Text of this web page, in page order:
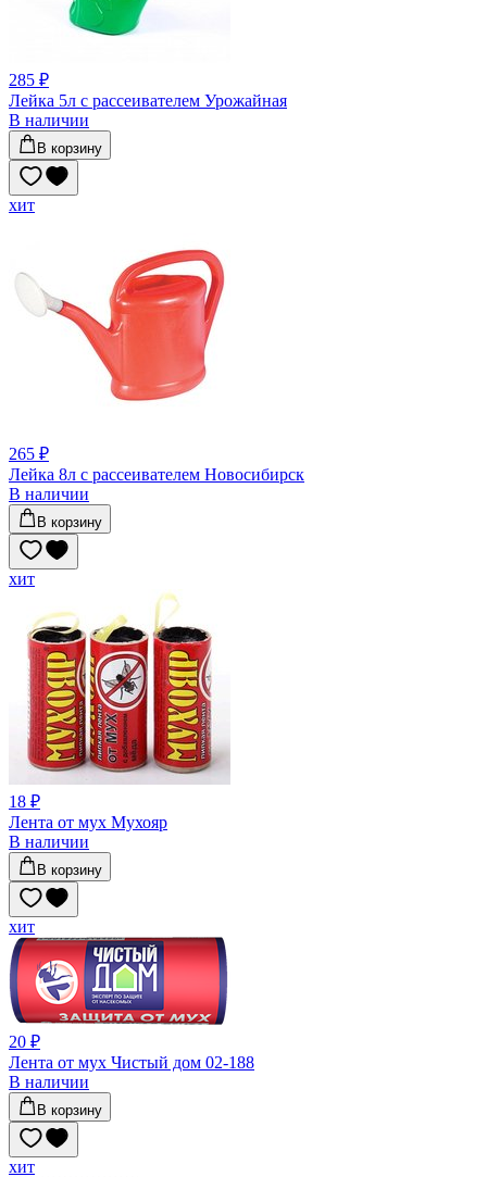
285 ₽
Лейка 5л с рассеивателем Урожайная
В наличии
В корзину
хит
265 ₽
Лейка 8л с рассеивателем Новосибирск
В наличии
В корзину
хит
18 ₽
Лента от мух Мухояр
В наличии
В корзину
хит
20 ₽
Лента от мух Чистый дом 02-188
В наличии
В корзину
хит